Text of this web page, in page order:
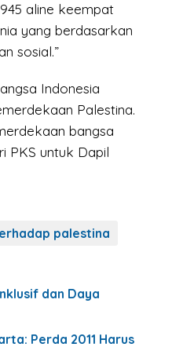
aline keempat
yang berdasarkan
sosial.”
Indonesia
Palestina.
bangsa
PKS untuk Dapil
palestina
dan Daya
Perda 2011 Harus